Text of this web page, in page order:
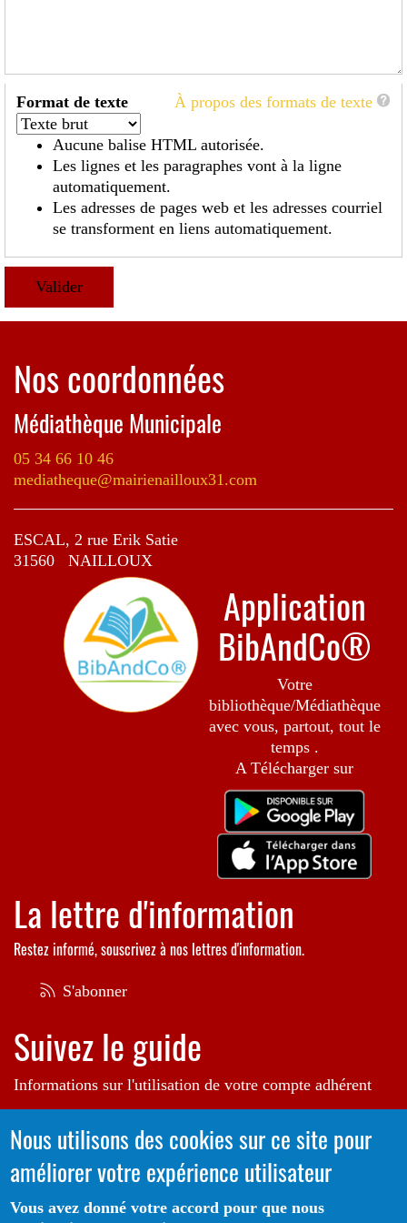
À propos des formats de texte
Format de texte
Aucune balise HTML autorisée.
Les lignes et les paragraphes vont à la ligne
automatiquement.
Les adresses de pages web et les adresses courriel
se transforment en liens automatiquement.
Nos coordonnées
Médiathèque Municipale
05 34 66 10 46
mediatheque@mairienailloux31.com
ESCAL, 2 rue Erik Satie
31560 NAILLOUX
Application
BibAndCo®
Votre
bibliothèque/Médiathèque
avec vous, partout, tout le
temps .
A Télécharger sur
La lettre d'information
Restez informé, souscrivez à nos lettres d'information.
S'abonner
Suivez le guide
Informations sur l'utilisation de votre compte adhérent
Voir le guide
Autrice de l'illustration en bannière:Raphaëlle Michaud
Nous utilisons des cookies sur ce site pour
améliorer votre expérience utilisateur
Vous avez donné votre accord pour que nous